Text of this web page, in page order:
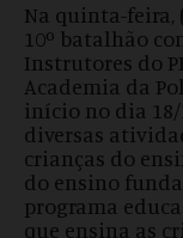
Na quinta-
10º batalhão
Instrutores do
Academia da
início no dia
diversas
crianças do
do ensino
programa
que ensina as